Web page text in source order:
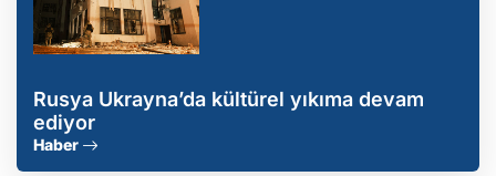
Rusya Ukrayna’da kültürel yıkıma devam
ediyor
Haber